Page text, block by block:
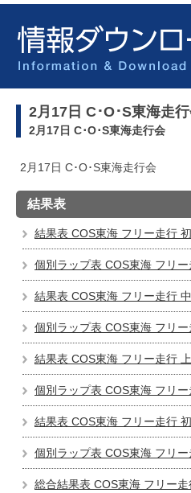
2月17日 C･O･S東海走
2月17日 C･O･S東海走行会
2月17日 C･O･S東海走行会
結果表
結果表 COS東海 フリー走行
個別ラップ表 COS東海 フリ
結果表 COS東海 フリー走行
個別ラップ表 COS東海 フリ
結果表 COS東海 フリー走行
個別ラップ表 COS東海 フリ
結果表 COS東海 フリー走行
個別ラップ表 COS東海 フリ
総合結果表 COS東海 フリー